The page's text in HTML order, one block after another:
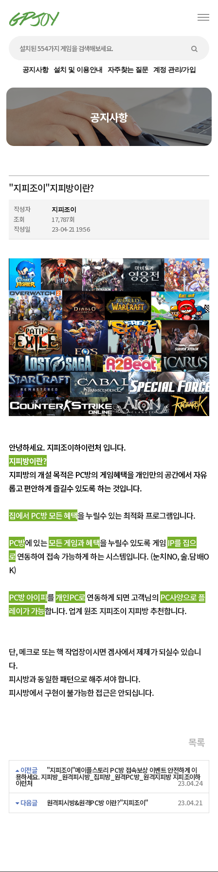
공지사항 설치 및 이용안내 자주찾는 질문 계정 관리/가입
공지사항
"지피조이"지피방이란?
작성자 지피조이
조회
17,787회
작성일
23-04-21 19:56
안녕하세요. 지피조이하이런처 입니다.
지피방이란?
지피방의 개설 목적은 PC방의 게임혜택을 개인만의 공간에서 자유
롭고 편안하게 즐길수 있도록 하는 것입니다.
집에서 PC방 모든 혜택을 누릴수 있는 최적화 프로그램입니다.
PC방에 있는모든 게임과 혜택을 누릴수 있도록 게임 IP를집으
로연동하여 접속 가능하게 하는 시스템입니다. (눈치NO, 술.담배O
K)
PC방 아이피를개인PC로연동하게 되면 고객님의 PC사양으로 플
레이가 가능합니다. 업계 원조 지피조이 지피방 추천합니다.
단, 메크로 또는 핵 작업장이시면 겜사에서 제제가 되실수 있습니
다.
피시방과 동일한 패턴으로 해주셔야 합니다.
피시방에서 구현이 불가능한 접근은 안되십니다.
목록
이전글 "지피조이"메이플스토리 PC방 접속보상 이벤트 안전하게 이
용하세요. 지피방_원격피시방_집피방_원격PC방_원격지피방 지피조이하
이런처
23.04.24
다음글
원격피시방&원격PC방 이란?"지피조이" 23.04.21